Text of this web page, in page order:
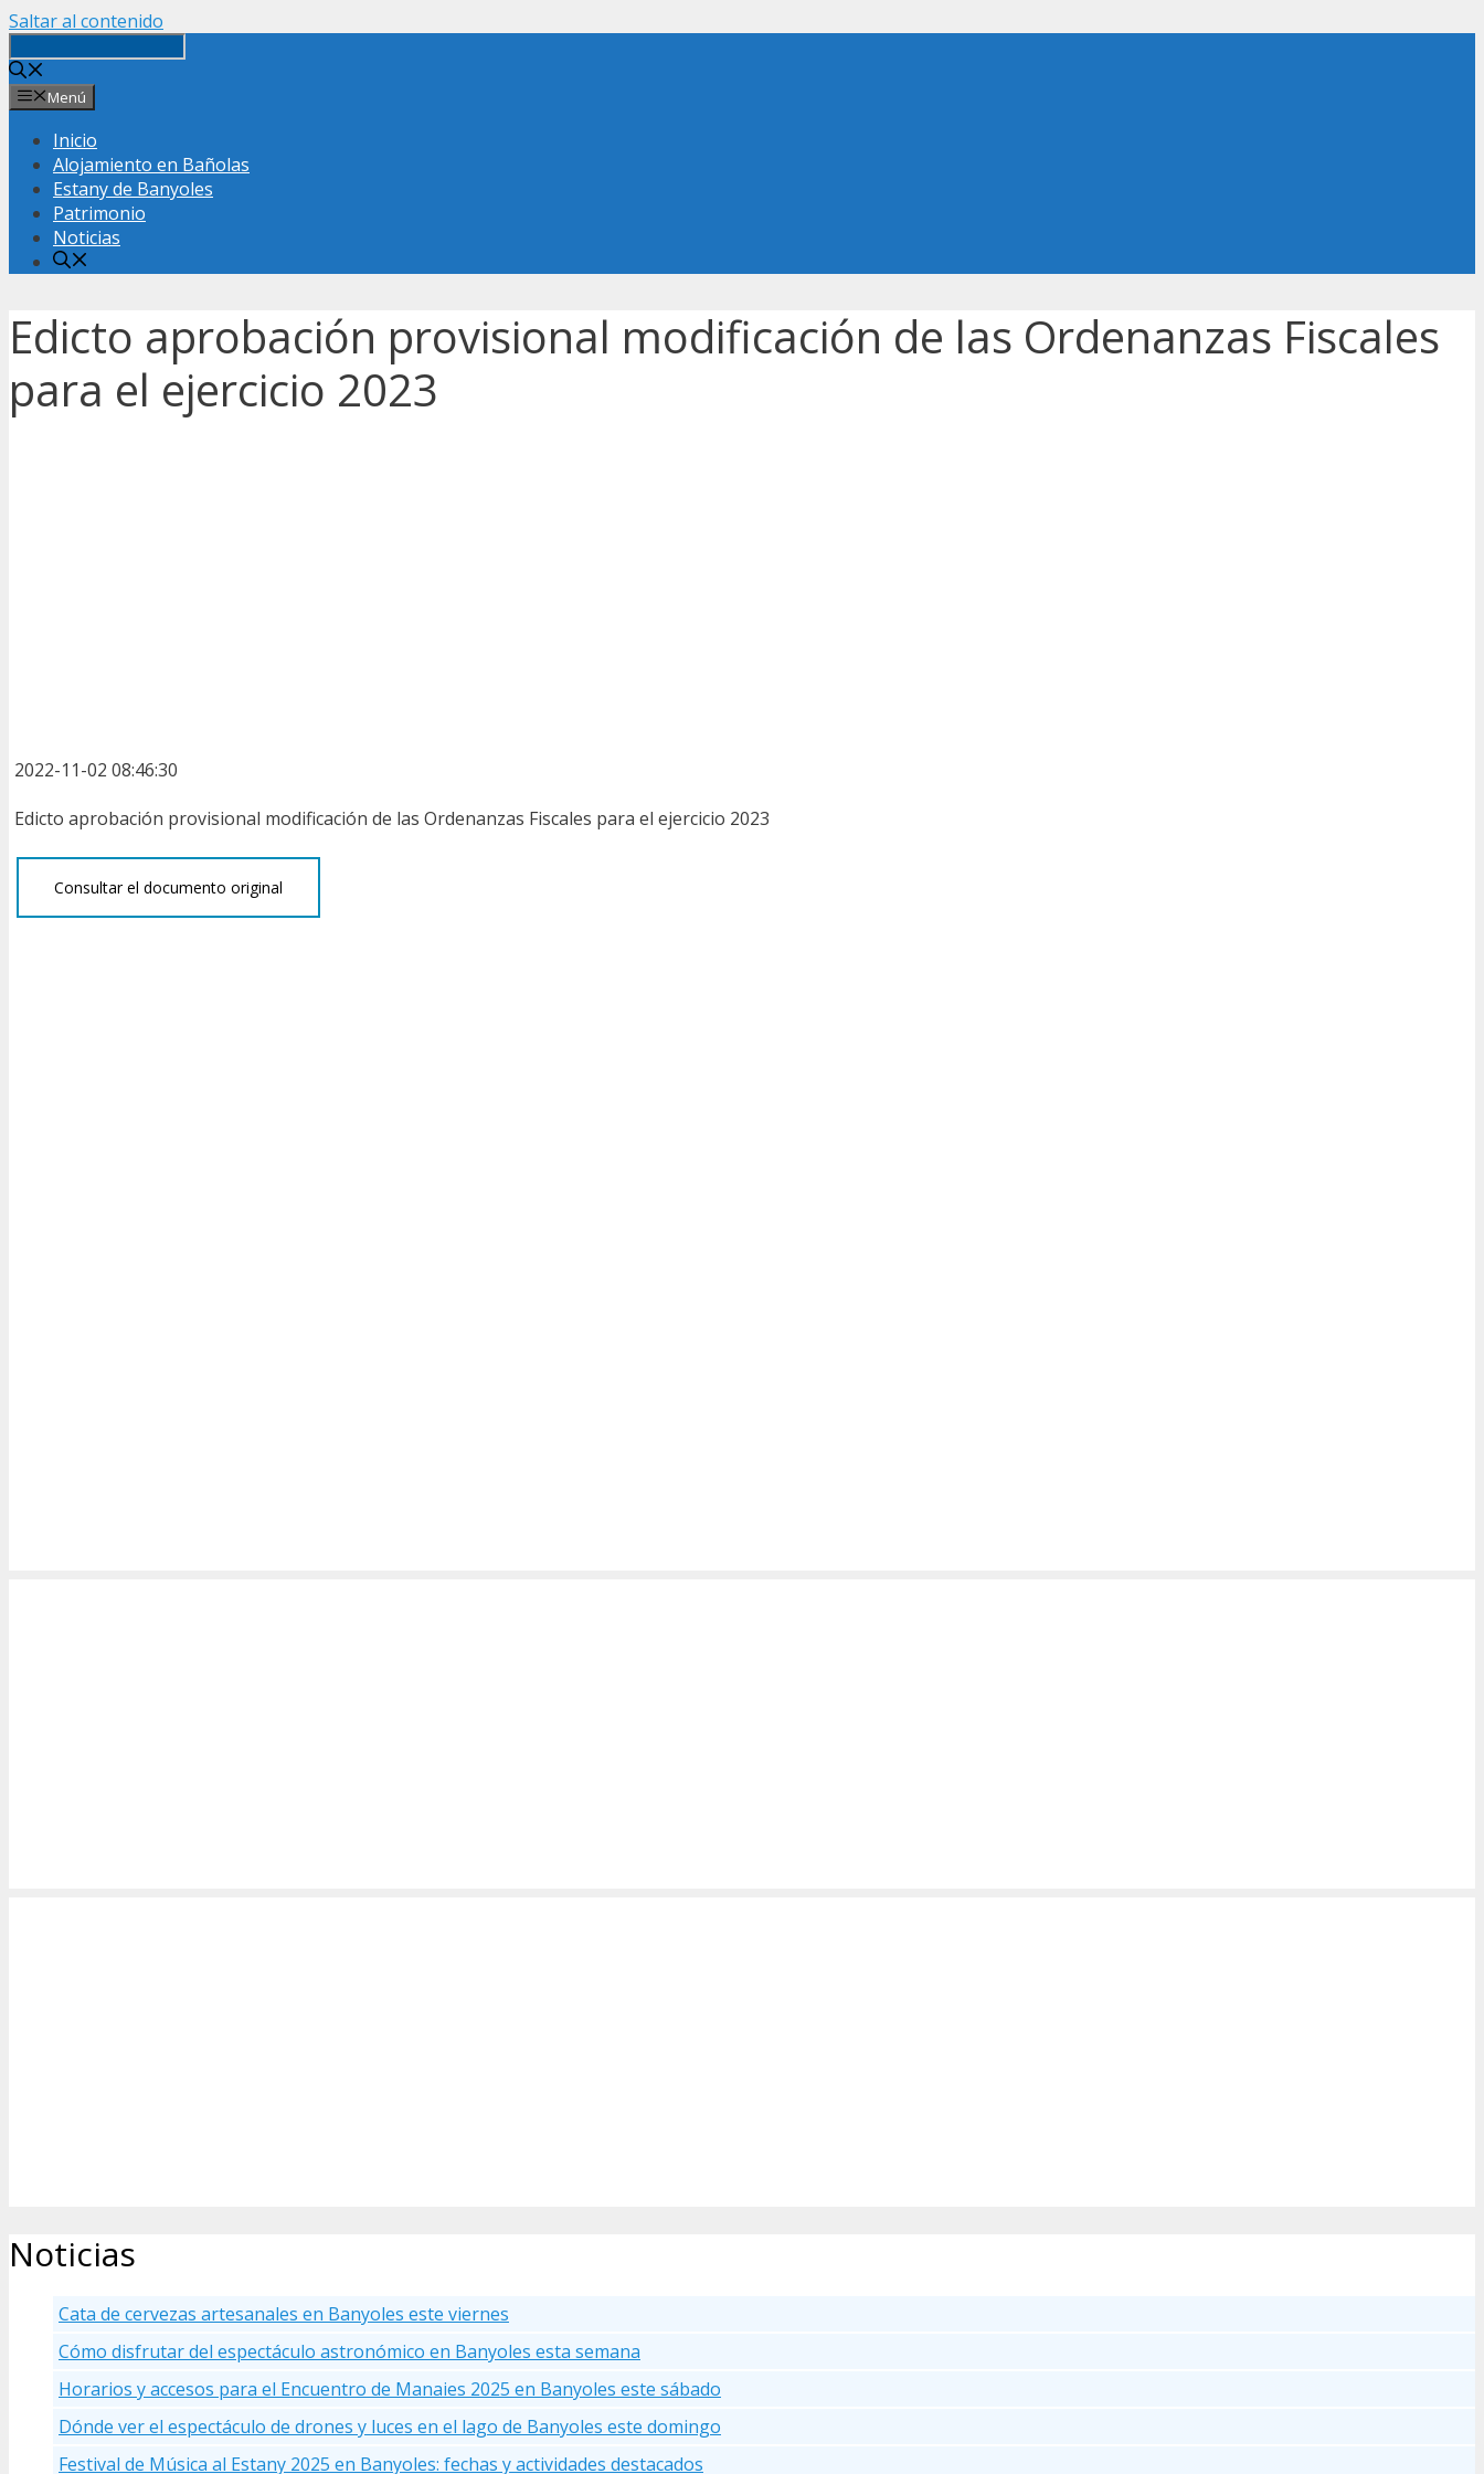
Saltar al contenido
Menú
Inicio
Alojamiento en Bañolas
Estany de Banyoles
Patrimonio
Noticias
Edicto aprobación provisional modificación de las Ordenanzas Fiscales
para el ejercicio 2023
2022-11-02 08:46:30
Edicto aprobación provisional modificación de las Ordenanzas Fiscales para el ejercicio 2023
Consultar el documento original
Noticias
Cata de cervezas artesanales en Banyoles este viernes
Cómo disfrutar del espectáculo astronómico en Banyoles esta semana
Horarios y accesos para el Encuentro de Manaies 2025 en Banyoles este sábado
Dónde ver el espectáculo de drones y luces en el lago de Banyoles este domingo
Festival de Música al Estany 2025 en Banyoles: fechas y actividades destacados